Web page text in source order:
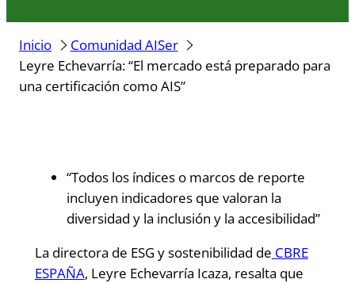
Inicio
Comunidad AISer
Leyre Echevarría: “El mercado está preparado para
una certificación como AIS”
“Todos los índices o marcos de reporte
incluyen indicadores que valoran la
diversidad y la inclusión y la accesibilidad”
La directora de ESG y sostenibilidad de CBRE
ESPAÑA, Leyre Echevarría Icaza, resalta que